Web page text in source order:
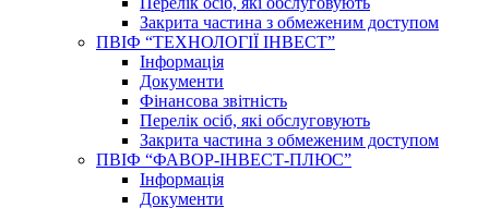
Закрита частина з обмеженим доступом
ПВІФ “ТЕХНОЛОГІЇ ІНВЕСТ”
Інформація
Документи
Фінансова звітність
Перелік осіб, які обслуговують
Закрита частина з обмеженим доступом
ПВІФ “ФАВОР-ІНВЕСТ-ПЛЮС”
Інформація
Документи